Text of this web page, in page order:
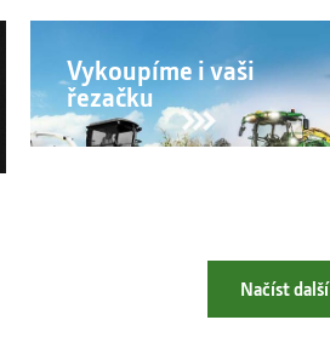
Vykoupíme i vaši
řezačku
Načíst další